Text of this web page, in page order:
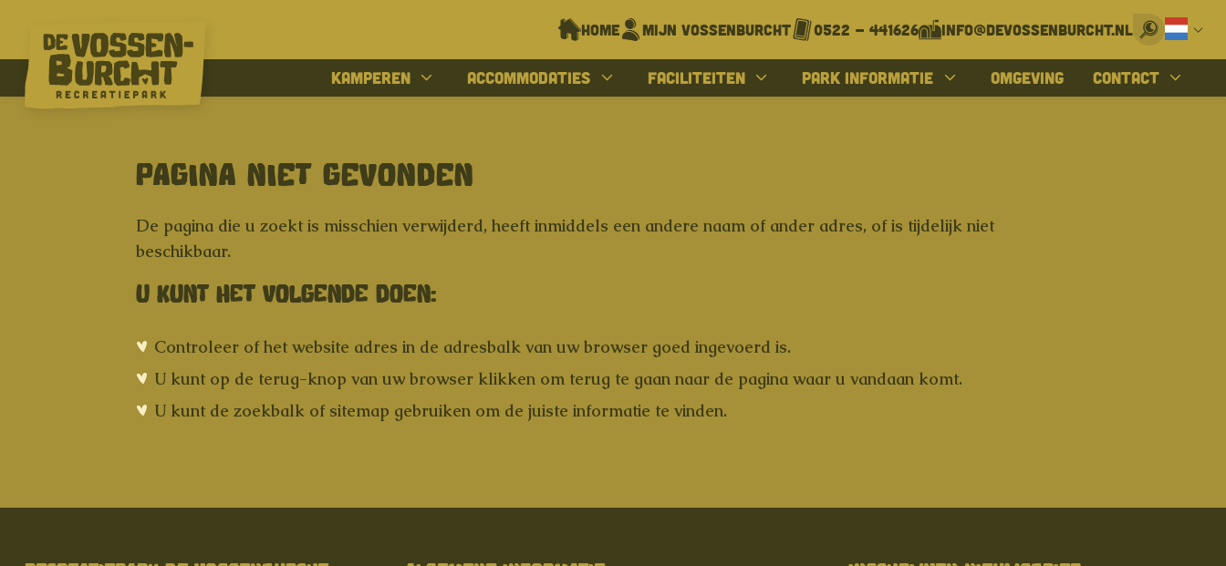
Home Mijn Vossenburcht 0522 - 441626 info@devossenburcht.nl Deutsch
Kamperen Accommodaties Faciliteiten Park informatie Omgeving Contact
PAGINA NIET GEVONDEN
De pagina die u zoekt is misschien verwijderd, heeft inmiddels een andere naam of ander adres, of is tijdelijk niet
beschikbaar.
U KUNT HET VOLGENDE DOEN:
Controleer of het website adres in de adresbalk van uw browser goed ingevoerd is.
U kunt op de terug-knop van uw browser klikken om terug te gaan naar de pagina waar u vandaan komt.
U kunt de zoekbalk of sitemap gebruiken om de juiste informatie te vinden.